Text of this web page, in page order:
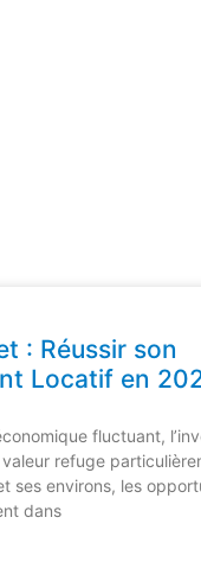
: Réussir son
Locatif en
fluctuant,
refuge
ses environs, les
dans